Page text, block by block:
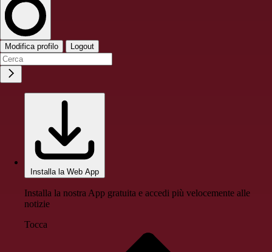
Modifica profilo Logout
Installa la Web App
Installa la nostra App gratuita e accedi più velocemente alle
notizie
Tocca